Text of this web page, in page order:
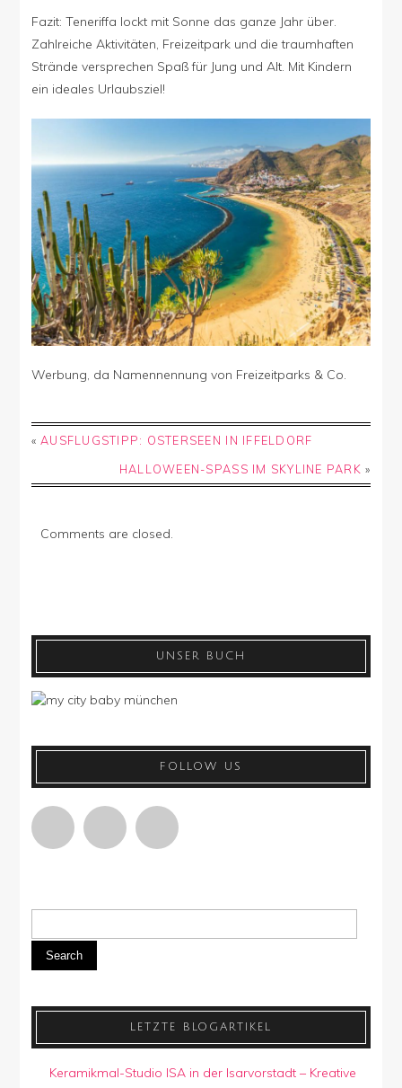
Fazit: Teneriffa lockt mit Sonne das ganze Jahr über.
Zahlreiche Aktivitäten, Freizeitpark und die traumhaften
Strände versprechen Spaß für Jung und Alt. Mit Kindern
ein ideales Urlaubsziel!
Werbung, da Namennennung von Freizeitparks & Co.
« AUSFLUGSTIPP: OSTERSEEN IN IFFELDORF
HALLOWEEN-SPASS IM SKYLINE PARK
»
Comments are closed.
UNSER BUCH
FOLLOW US
Search
LETZTE BLOGARTIKEL
Keramikmal-Studio ISA in der Isarvorstadt – Kreative